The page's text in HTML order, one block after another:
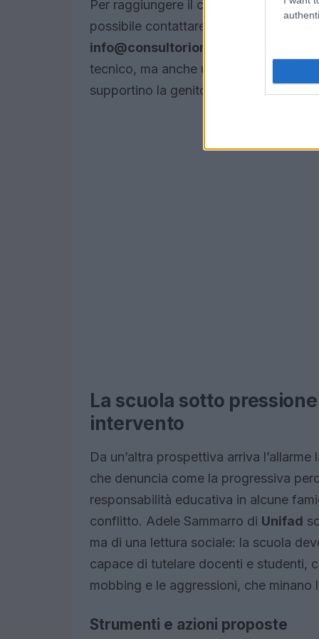
Per raggiungere il consultorio: sede in
possibile contattare il numero
info@consultoriomancinelli.it
tecnico, ma anche un punto di
supportino la genitorialità nelle fasi
La scuola sotto
intervento
Da un’altra prospettiva arriva
che denuncia come la progressiva
responsabilità educativa in alcune
conflitto. Adele Sammarro di Unifad
ma di una lettura sociale: la scuola
capace di tutelare docenti e studenti,
mobbing e le aggressioni, che
Strumenti e azioni proposte